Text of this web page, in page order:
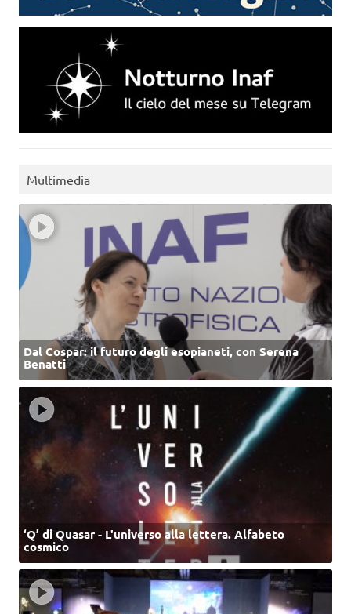
Multimedia
Dal Cospar: il futuro degli esopianeti, con Serena
Benatti
‘Q’ di Quasar - L'universo alla lettera. Alfabeto
cosmico